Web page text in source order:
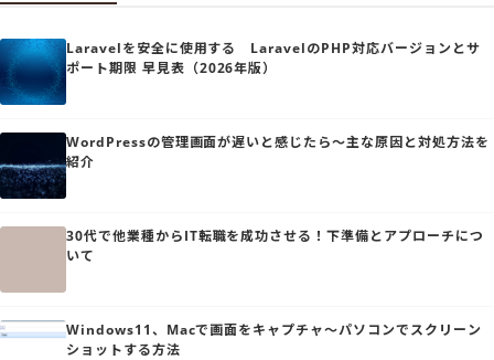
Laravelを安全に使用する LaravelのPHP対応バージョンとサ
ポート期限 早見表（2026年版）
WordPressの管理画面が遅いと感じたら～主な原因と対処方法を
紹介
30代で他業種からIT転職を成功させる！下準備とアプローチにつ
いて
Windows11、Macで画面をキャプチャ～パソコンでスクリーン
ショットする方法